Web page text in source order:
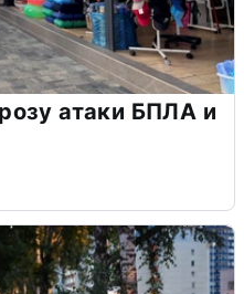
атаки БПЛА и